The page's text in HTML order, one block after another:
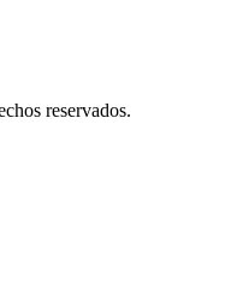
reservados.